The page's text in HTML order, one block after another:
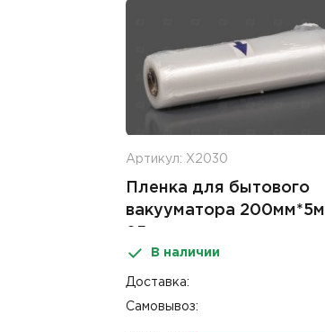
Артикул: Х2030
Пленка для бытового
вакууматора 200мм*5м
В наличии
Доставка:
Самовывоз: